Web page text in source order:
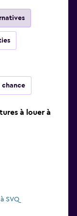
chance
à louer à
SVQ